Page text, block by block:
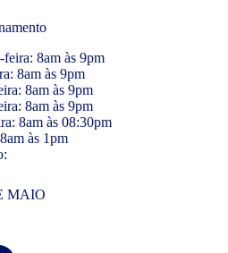
feira: 8am às 9pm
8am às 9pm
8am às 9pm
8am às 9pm
8am às 08:30pm
às 1pm
MAIO